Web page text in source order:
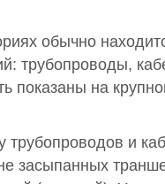
обычно
трубопроводы,
показаны на
трубопроводов и
засыпанных